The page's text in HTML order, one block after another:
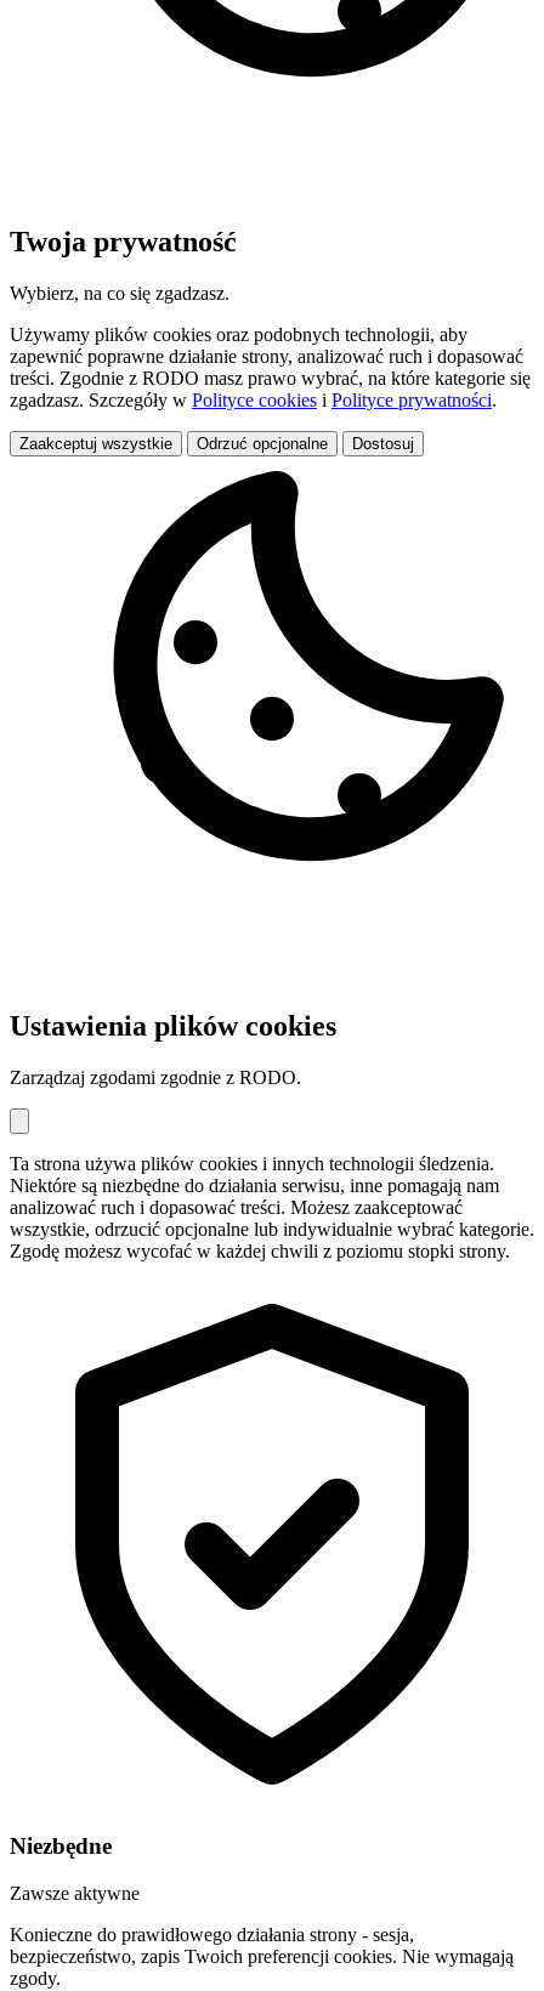
Twoja prywatność
Wybierz, na co się zgadzasz.
Używamy plików cookies oraz podobnych technologii, aby
zapewnić poprawne działanie strony, analizować ruch i dopasować
treści. Zgodnie z RODO masz prawo wybrać, na które kategorie się
zgadzasz. Szczegóły w Polityce cookies i Polityce prywatności.
Zaakceptuj wszystkie Odrzuć opcjonalne Dostosuj
Ustawienia plików cookies
Zarządzaj zgodami zgodnie z RODO.
Ta strona używa plików cookies i innych technologii śledzenia.
Niektóre są niezbędne do działania serwisu, inne pomagają nam
analizować ruch i dopasować treści. Możesz zaakceptować
wszystkie, odrzucić opcjonalne lub indywidualnie wybrać kategorie.
Zgodę możesz wycofać w każdej chwili z poziomu stopki strony.
Niezbędne
Zawsze aktywne
Konieczne do prawidłowego działania strony - sesja,
bezpieczeństwo, zapis Twoich preferencji cookies. Nie wymagają
zgody.